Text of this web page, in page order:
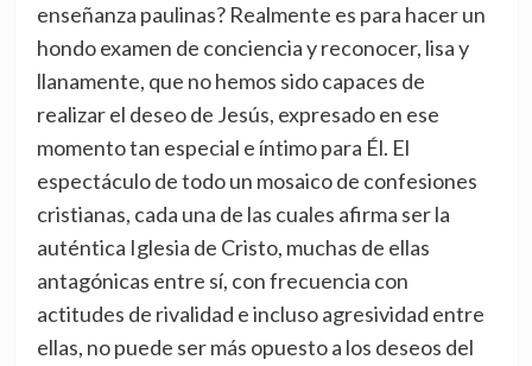
enseñanza paulinas? Realmente es para hacer un
hondo examen de conciencia y reconocer, lisa y
llanamente, que no hemos sido capaces de
realizar el deseo de Jesús, expresado en ese
momento tan especial e íntimo para Él. El
espectáculo de todo un mosaico de confesiones
cristianas, cada una de las cuales afirma ser la
auténtica Iglesia de Cristo, muchas de ellas
antagónicas entre sí, con frecuencia con
actitudes de rivalidad e incluso agresividad entre
ellas, no puede ser más opuesto a los deseos del